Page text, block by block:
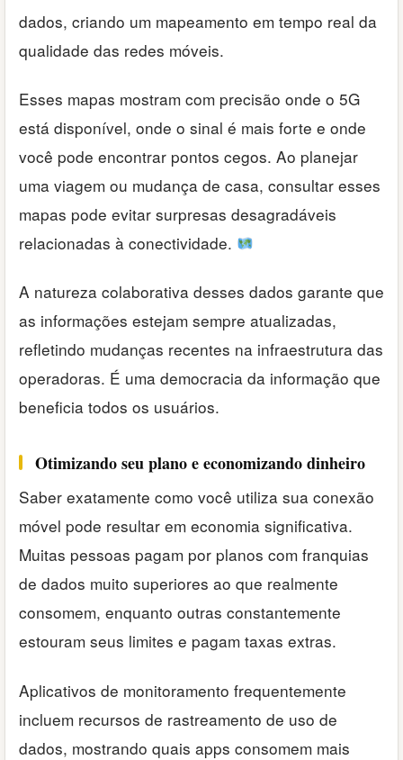
dados, criando um mapeamento em tempo real da
qualidade das redes móveis.
Esses mapas mostram com precisão onde o 5G
está disponível, onde o sinal é mais forte e onde
você pode encontrar pontos cegos. Ao planejar
uma viagem ou mudança de casa, consultar esses
mapas pode evitar surpresas desagradáveis
relacionadas à conectividade.
A natureza colaborativa desses dados garante que
as informações estejam sempre atualizadas,
refletindo mudanças recentes na infraestrutura das
operadoras. É uma democracia da informação que
beneficia todos os usuários.
Otimizando seu plano e economizando dinheiro
Saber exatamente como você utiliza sua conexão
móvel pode resultar em economia significativa.
Muitas pessoas pagam por planos com franquias
de dados muito superiores ao que realmente
consomem, enquanto outras constantemente
estouram seus limites e pagam taxas extras.
Aplicativos de monitoramento frequentemente
incluem recursos de rastreamento de uso de
dados, mostrando quais apps consomem mais